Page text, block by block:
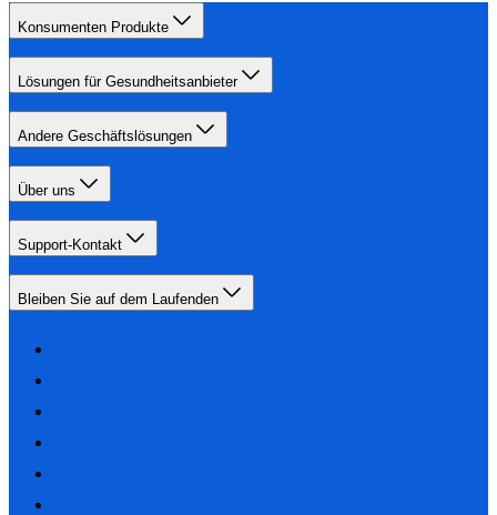
Konsumenten Produkte
Lösungen für Gesundheitsanbieter
Andere Geschäftslösungen
Über uns
Support-Kontakt
Bleiben Sie auf dem Laufenden